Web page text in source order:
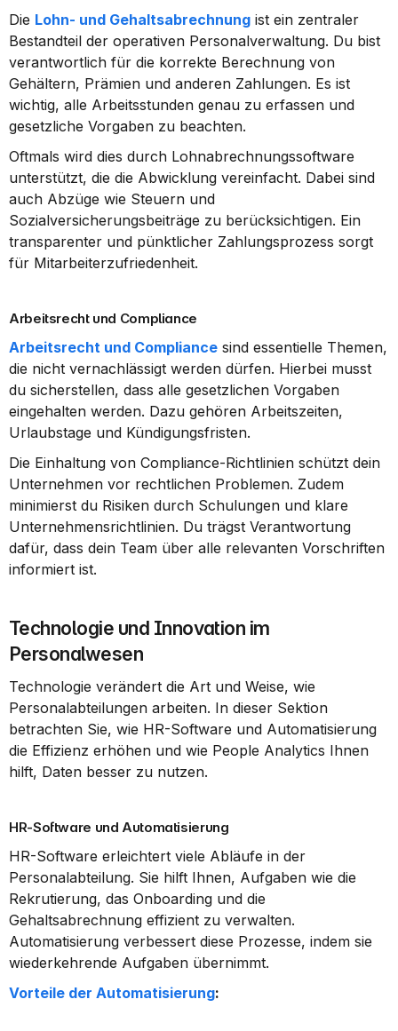
Die Lohn- und Gehaltsabrechnung ist ein zentraler
Bestandteil der operativen Personalverwaltung. Du bist
verantwortlich für die korrekte Berechnung von
Gehältern, Prämien und anderen Zahlungen. Es ist
wichtig, alle Arbeitsstunden genau zu erfassen und
gesetzliche Vorgaben zu beachten.
Oftmals wird dies durch Lohnabrechnungssoftware
unterstützt, die die Abwicklung vereinfacht. Dabei sind
auch Abzüge wie Steuern und
Sozialversicherungsbeiträge zu berücksichtigen. Ein
transparenter und pünktlicher Zahlungsprozess sorgt
für Mitarbeiterzufriedenheit.
Arbeitsrecht und Compliance
Arbeitsrecht und Compliance sind essentielle Themen,
die nicht vernachlässigt werden dürfen. Hierbei musst
du sicherstellen, dass alle gesetzlichen Vorgaben
eingehalten werden. Dazu gehören Arbeitszeiten,
Urlaubstage und Kündigungsfristen.
Die Einhaltung von Compliance-Richtlinien schützt dein
Unternehmen vor rechtlichen Problemen. Zudem
minimierst du Risiken durch Schulungen und klare
Unternehmensrichtlinien. Du trägst Verantwortung
dafür, dass dein Team über alle relevanten Vorschriften
informiert ist.
Technologie und Innovation im
Personalwesen
Technologie verändert die Art und Weise, wie
Personalabteilungen arbeiten. In dieser Sektion
betrachten Sie, wie HR-Software und Automatisierung
die Effizienz erhöhen und wie People Analytics Ihnen
hilft, Daten besser zu nutzen.
HR-Software und Automatisierung
HR-Software erleichtert viele Abläufe in der
Personalabteilung. Sie hilft Ihnen, Aufgaben wie die
Rekrutierung, das Onboarding und die
Gehaltsabrechnung effizient zu verwalten.
Automatisierung verbessert diese Prozesse, indem sie
wiederkehrende Aufgaben übernimmt.
Vorteile der Automatisierung: